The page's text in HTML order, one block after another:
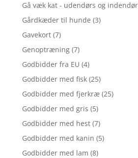
Gå væk kat - udendørs og
Gårdkæder til hunde (3)
Gavekort (7)
Genoptræning (7)
Godbidder fra EU (4)
Godbidder med fisk (25)
Godbidder med fjerkræ (25)
Godbidder med gris (5)
Godbidder med hest (7)
Godbidder med kanin (5)
Godbidder med lam (8)